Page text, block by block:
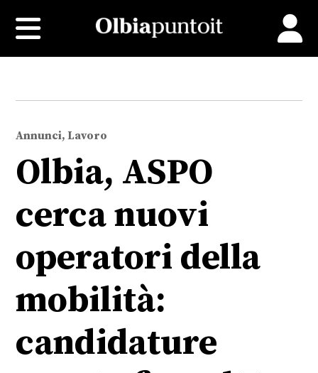
Annunci, Lavoro
Olbia, ASPO
cerca nuovi
operatori della
mobilità:
candidature